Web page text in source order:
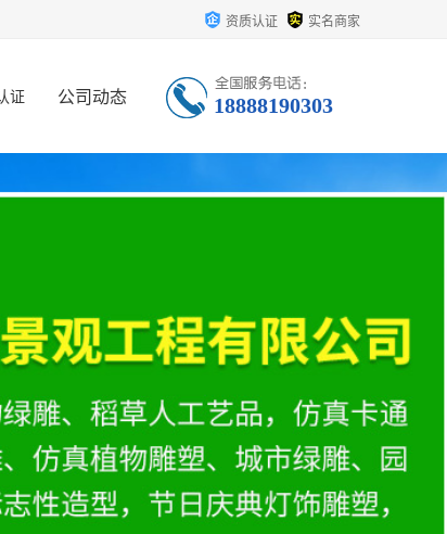
资质认证 实名商家
证 公司动态 18888190303